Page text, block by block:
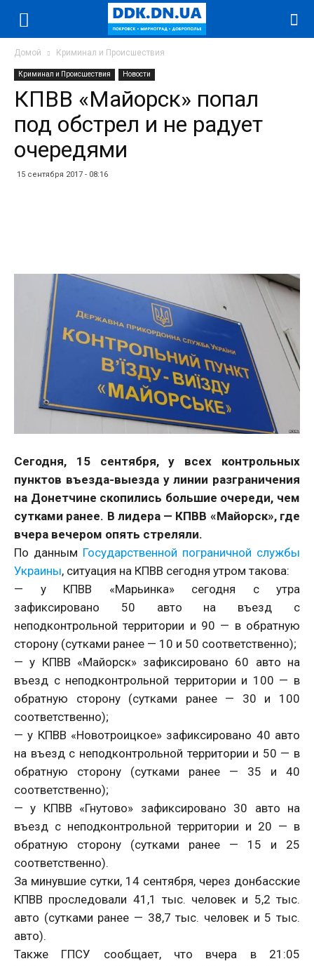
Домой Криминал и Происшествия
Криминал и Происшествия Новости
КПВВ «Майорск» попал
под обстрел и не радует
очередями
15 сентября 2017 - 08:16
Сегодня, 15 сентября, у всех контрольных
пунктов въезда-выезда у линии разграничения
на Донетчине скопились большие очереди, чем
сутками ранее. В лидера — КПВВ «Майорск», где
вчера вечером опять стреляли.
По данным Государственной пограничной службы
Украины, ситуация на КПВВ сегодня утром такова:
— у КПВВ «Марьинка» сегодня с утра
зафиксировано 50 авто на въезд с
неподконтрольной территории и 90 — в обратную
сторону (сутками ранее — 10 и 50 соответственно);
— у КПВВ «Майорск» зафиксировано 60 авто на
въезд с неподконтрольной территории и 100 — в
обратную сторону (сутками ранее — 30 и 100
соответственно);
— у КПВВ «Новотроицкое» зафиксировано 40 авто
на въезд с неподконтрольной территории и 50 — в
обратную сторону (сутками ранее — 35 и 40
соответственно);
— у КПВВ «Гнутово» зафиксировано 30 авто на
въезд с неподконтрольной территории и 20 — в
обратную сторону (сутками ранее — 15 и 25
соответственно).
За минувшие сутки, 14 сентября, через донбасские
КПВВ проследовали 41,1 тыс. человек и 5,2 тыс.
авто (сутками ранее — 38,7 тыс. человек и 5 тыс.
авто).
Также ГПСУ сообщает, что вчера в 21:05